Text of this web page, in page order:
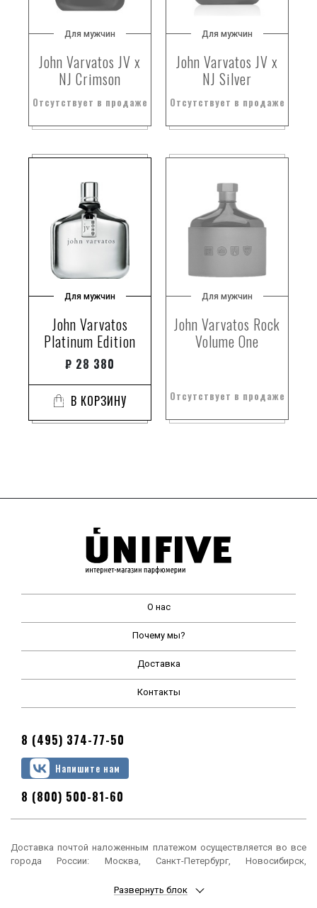
Для мужчин
John Varvatos JV x
NJ Crimson
Отсутствует в продаже
Для мужчин
John Varvatos JV x
NJ Silver
Отсутствует в продаже
Для мужчин
John Varvatos
Platinum Edition
₽ 28 380
В КОРЗИНУ
Для мужчин
John Varvatos Rock
Volume One
Отсутствует в продаже
О нас
Почему мы?
Доставка
Контакты
8 (495) 374-77-50
Напишите нам
8 (800) 500-81-60
Доставка почтой наложенным платежом осуществляется во все
города России: Москва, Санкт-Петербург, Новосибирск,
Ростов-на-Дону, Уфа, Красноярск, Пермь, Воронеж, Волгоград,
Развернуть блок